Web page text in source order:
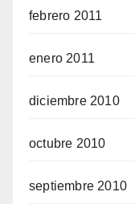
febrero 2011
enero 2011
diciembre 2010
octubre 2010
septiembre 2010